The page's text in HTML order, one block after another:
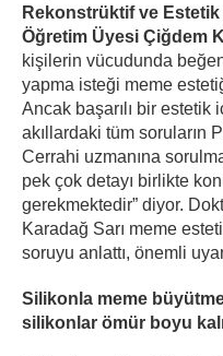
Rekonstrüktif ve Estetik
Öğretim Üyesi Çiğdem
kişilerin vücudunda
yapma isteği meme
Ancak başarılı bir
akıllardaki tüm soruların
Cerrahi uzmanına
pek çok detayı birlikte
gerekmektedir” diyor.
Karadağ Sarı meme
soruyu anlattı, önemli
Silikonla meme büyütme
silikonlar ömür boyu